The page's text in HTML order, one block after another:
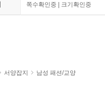
쪽수확인중 | 크기확인중
서양잡지 남성 패션/교양